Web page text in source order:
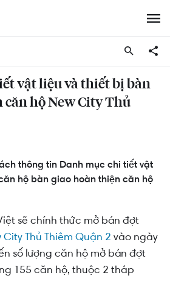
vật liệu và thiết bị bàn
hộ New City Thủ
thông tin Danh mục chi tiết vật
hộ bàn giao hoàn thiện căn hộ
sẽ chính thức mở bán đợt
Thủ Thiêm Quận 2 vào ngày
số lượng căn hộ mở bán đợt
155 căn hộ, thuộc 2 tháp